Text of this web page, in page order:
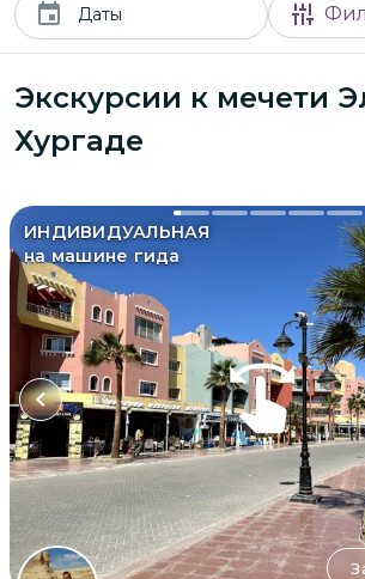
Даты
Экскурсии к мечети
Хургаде
ИНДИВИДУАЛЬНАЯ
на машине гида